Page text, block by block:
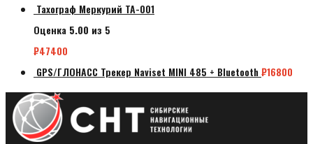
Тахограф Меркурий ТА-001
Оценка 5.00 из 5
₽47400
GPS/ГЛОНАСС Трекер Naviset MINI 485 + Bluetooth ₽16800